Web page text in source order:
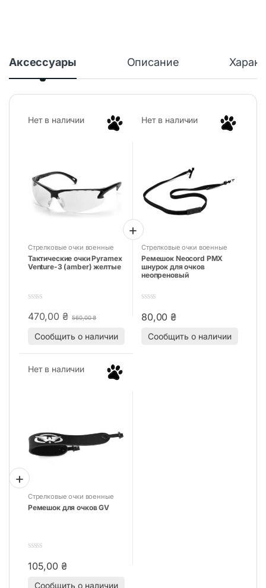
Аксессуары Описание
Нет в наличии
Стрелковые очки военные
защитные маски для
стрельбы
Тактические очки Pyramex
Venture-3 (amber) желтые
o
470,00 ₴ 560,00₴
Сообщить о наличии
Нет в наличии
Стрелковые очки военные
защитные маски для
стрельбы
Ремешок Neocord PMX
шнурок для очков
неопреновый
o
80,00₴
Сообщить о наличии
Нет в наличии
Стрелковые очки военные
защитные маски для
стрельбы
Ремешок для очков GV
o
105,00 ₴
Сообщить о наличии